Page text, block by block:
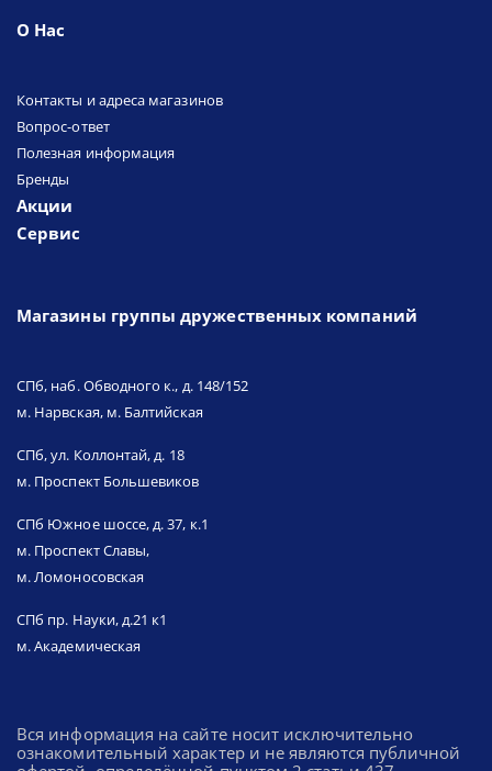
О Нас
Контакты и адреса магазинов
Вопрос-ответ
Полезная информация
Бренды
Акции
Сервис
Магазины группы дружественных компаний
СПб, наб. Обводного к., д. 148/152
м. Нарвская, м. Балтийская
СПб, ул. Коллонтай, д. 18
м. Проспект Большевиков
СПб Южное шоссе, д. 37, к.1
м. Проспект Славы,
м. Ломоносовская
СПб пр. Науки, д.21 к1
м. Академическая
Вся информация на сайте носит исключительно
ознакомительный характер и не являются публичной